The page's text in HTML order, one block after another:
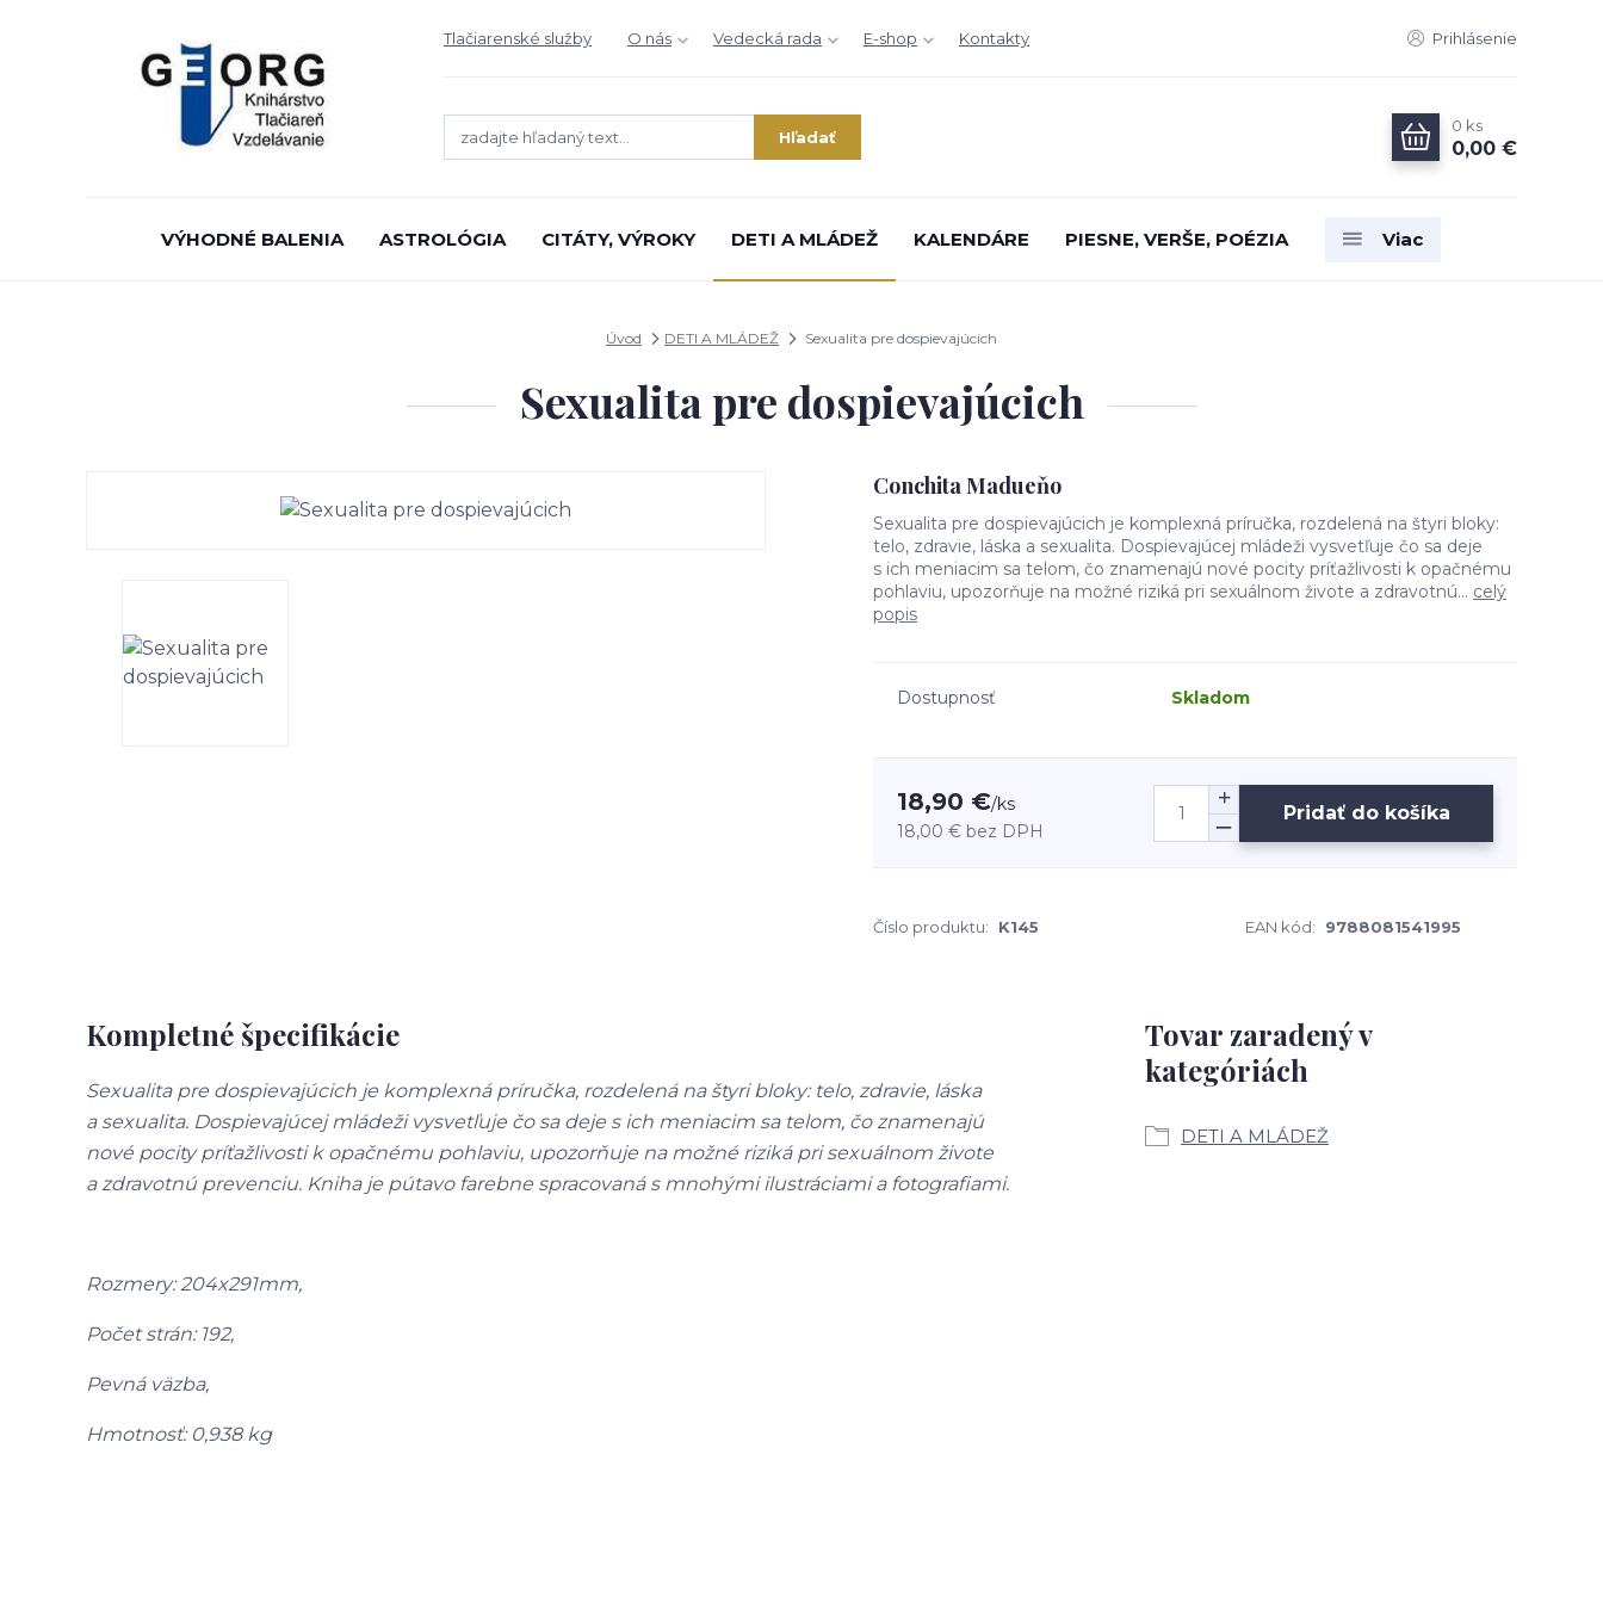
Tlačiarenské služby O nás Vedecká rada E-shop Kontakty Prihlásenie
Hľadať
0 ks
0,00 €
VÝHODNÉ BALENIA ASTROLÓGIA CITÁTY, VÝROKY DETI A MLÁDEŽ KALENDÁRE PIESNE, VERŠE, POÉZIA Viac
Úvod DETI A MLÁDEŽ Sexualita pre dospievajúcich
Sexualita pre dospievajúcich
Conchita Madueňo
Sexualita pre dospievajúcich je komplexná príručka, rozdelená na štyri bloky:
telo, zdravie, láska a sexualita. Dospievajúcej mládeži vysvetľuje čo sa deje
s ich meniacim sa telom, čo znamenajú nové pocity príťažlivosti k opačnému
pohlaviu, upozorňuje na možné riziká pri sexuálnom živote a zdravotnú... celý
popis
Dostupnosť Skladom
18,90 €/ks
18,00 € bez DPH
Pridať do košíka
Číslo produktu: K145 EAN kód: 9788081541995
Kompletné špecifikácie
Sexualita pre dospievajúcich je komplexná príručka, rozdelená na štyri bloky: telo, zdravie, láska
a sexualita. Dospievajúcej mládeži vysvetľuje čo sa deje s ich meniacim sa telom, čo znamenajú
nové pocity príťažlivosti k opačnému pohlaviu, upozorňuje na možné riziká pri sexuálnom živote
a zdravotnú prevenciu. Kniha je pútavo farebne spracovaná s mnohými ilustráciami a fotografiami.
Rozmery: 204x291mm,
Počet strán: 192,
Pevná väzba,
Hmotnosť: 0,938 kg
Tovar zaradený v
kategóriách
DETI A MLÁDEŽ